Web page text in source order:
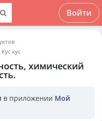
Войти
Кус кус
химический
в приложении Мой